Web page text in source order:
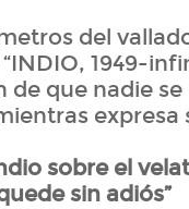
del
1949-
que nadie
expresa
sobre el
sin adiós”